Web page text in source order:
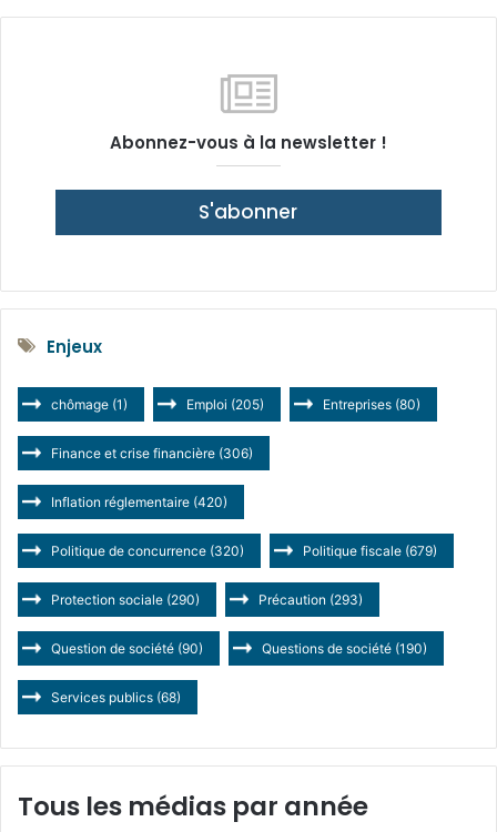
Abonnez-vous à la newsletter !
S'abonner
Enjeux
chômage (1) Emploi (205) Entreprises (80)
Finance et crise financière (306)
Inflation réglementaire (420)
Politique de concurrence (320) Politique fiscale (679)
Protection sociale (290) Précaution (293)
Question de société (90) Questions de société (190)
Services publics (68)
Tous les médias par année